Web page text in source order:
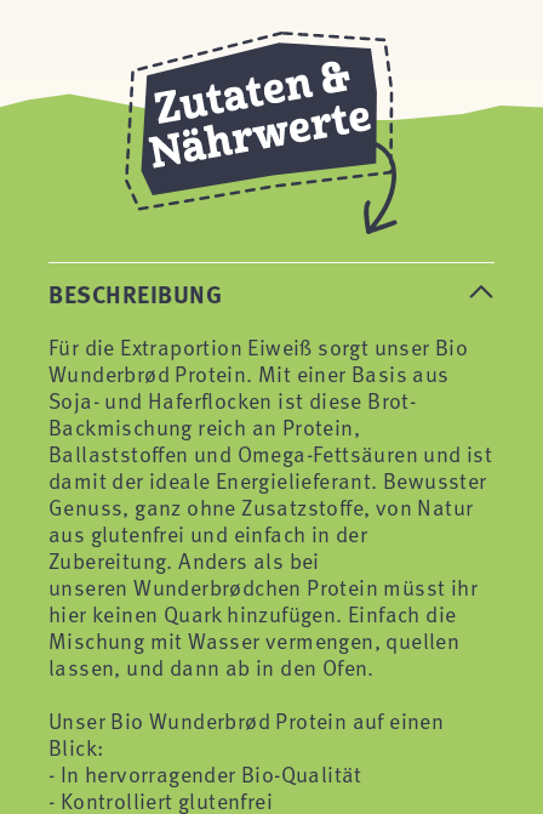
BESCHREIBUNG
Für die Extraportion Eiweiß sorgt unser Bio
Wunderbrød Protein. Mit einer Basis aus
Soja- und Haferflocken ist diese Brot-
Backmischung reich an Protein,
Ballaststoffen und Omega-Fettsäuren und ist
damit der ideale Energielieferant. Bewusster
Genuss, ganz ohne Zusatzstoffe, von Natur
aus glutenfrei und einfach in der
Zubereitung. Anders als bei
unseren Wunderbrødchen Protein müsst ihr
hier keinen Quark hinzufügen. Einfach die
Mischung mit Wasser vermengen, quellen
lassen, und dann ab in den Ofen.
Unser Bio Wunderbrød Protein auf einen
Blick:
- In hervorragender Bio-Qualität
- Kontrolliert glutenfrei